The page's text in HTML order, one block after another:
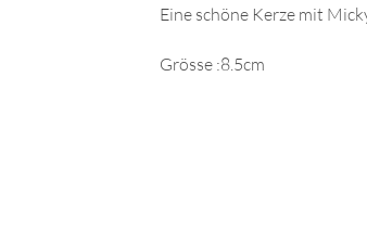
Eine schöne Kerze mit
Grösse :8.5cm